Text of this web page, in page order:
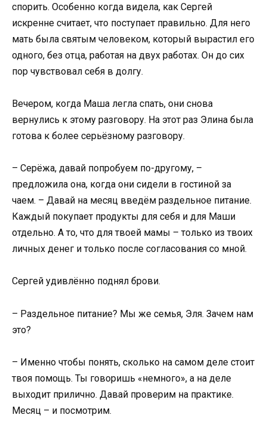
спорить. Особенно когда видела, как Сергей
искренне считает, что поступает правильно. Для него
мать была святым человеком, который вырастил его
одного, без отца, работая на двух работах. Он до сих
пор чувствовал себя в долгу.
Вечером, когда Маша легла спать, они снова
вернулись к этому разговору. На этот раз Элина была
готова к более серьёзному разговору.
– Серёжа, давай попробуем по-другому, –
предложила она, когда они сидели в гостиной за
чаем. – Давай на месяц введём раздельное питание.
Каждый покупает продукты для себя и для Маши
отдельно. А то, что для твоей мамы – только из твоих
личных денег и только после согласования со мной.
Сергей удивлённо поднял брови.
– Раздельное питание? Мы же семья, Эля. Зачем нам
это?
– Именно чтобы понять, сколько на самом деле стоит
твоя помощь. Ты говоришь «немного», а на деле
выходит прилично. Давай проверим на практике.
Месяц – и посмотрим.